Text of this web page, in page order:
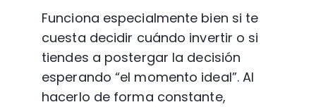
Funciona especialmente bien si te
cuesta decidir cuándo invertir o si
tiendes a postergar la decisión
esperando “el momento ideal”. Al
hacerlo de forma constante,